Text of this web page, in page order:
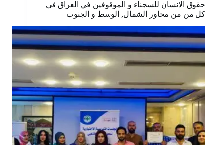
حقوق الانسان للسجناء و الموقوفين في العراق في
كل من من محاور الشمال, الوسط و الجنوب